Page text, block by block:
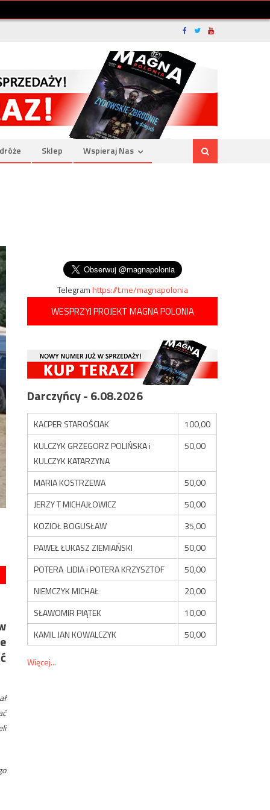
Sklep Wspieraj Nas
Telegramhttps://t.me/magnapolonia
WESPRZYJ PROJEKT MAGNA POLONIA
Darczyńcy - 6.08.2026
KACPER STAROŚCIAK
100,00
KULCZYK GRZEGORZ POLIŃSKA i
KULCZYK KATARZYNA
50,00
MARIA KOSTRZEWA
50,00
JERZY T MICHAJŁOWICZ
50,00
KOZIOŁ BOGUSŁAW
35,00
PAWEŁ ŁUKASZ ZIEMIAŃSKI
50,00
POTERA LIDIA i POTERA KRZYSZTOF
50,00
NIEMCZYK MICHAŁ
20,00
SŁAWOMIR PIĄTEK
10,00
KAMIL JAN KOWALCZYK
50,00
Więcej...